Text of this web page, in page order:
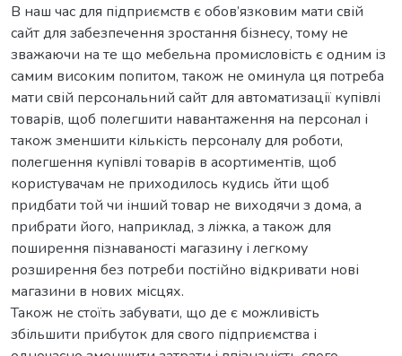
В наш час для підприємств є обов’язковим мати свій
сайт для забезпечення зростання бізнесу, тому не
зважаючи на те що мебельна промисловість є одним із
самим високим попитом, також не оминула ця потреба
мати свій персональний сайт для автоматизації купівлі
товарів, щоб полегшити навантаження на персонал і
також зменшити кількість персоналу для роботи,
полегшення купівлі товарів в асортиментів, щоб
користувачам не приходилось кудись йти щоб
придбати той чи інший товар не виходячи з дома, а
прибрати його, наприклад, з ліжка, а також для
поширення пізнаваності магазину і легкому
розширення без потреби постійно відкривати нові
магазини в нових місцях.
Також не стоїть забувати, що де є можливість
збільшити прибуток для свого підприємства і